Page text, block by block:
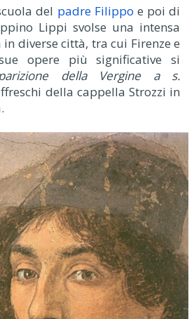
del padre Filippo e poi di
Lippi svolse una intensa
diverse città, tra cui Firenze e
opere più significative si
della Vergine a s.
della cappella Strozzi in